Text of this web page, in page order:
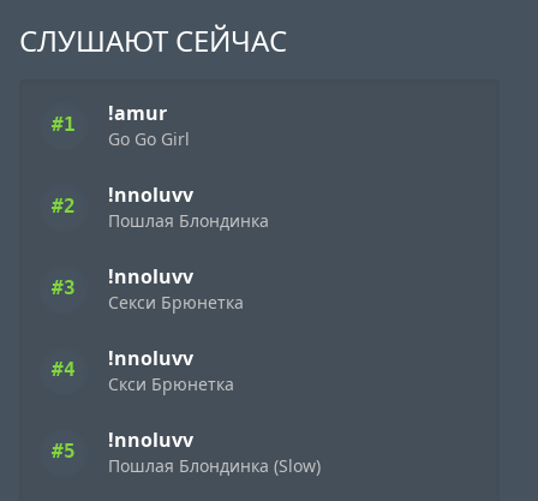
СЛУШАЮТ СЕЙЧАС
#1 !amur
Go Go Girl
#2 !nnoluvv
Пошлая Блондинка
#3 !nnoluvv
Секси Брюнетка
#4 !nnoluvv
Скси Брюнетка
#5 !nnoluvv
Пошлая Блондинка (Slow)